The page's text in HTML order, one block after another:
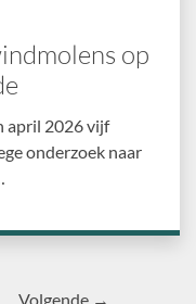
op
april 2026 vijf
onderzoek naar
Volgende →